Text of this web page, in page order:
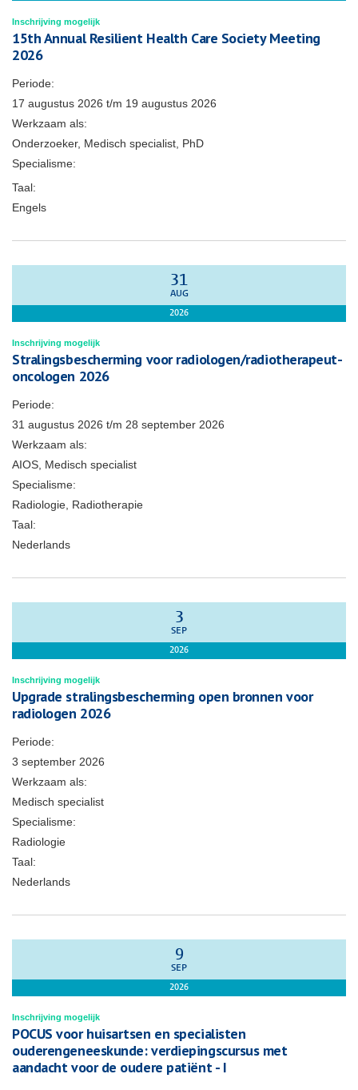
Inschrijving mogelijk
15th Annual Resilient Health Care Society Meeting
2026
Periode:
17 augustus 2026 t/m 19 augustus 2026
Werkzaam als:
Onderzoeker, Medisch specialist, PhD
Specialisme:
Taal:
Engels
31
AUG
2026
Inschrijving mogelijk
Stralingsbescherming voor radiologen/radiotherapeut-
oncologen 2026
Periode:
31 augustus 2026 t/m 28 september 2026
Werkzaam als:
AIOS, Medisch specialist
Specialisme:
Radiologie, Radiotherapie
Taal:
Nederlands
3
SEP
2026
Inschrijving mogelijk
Upgrade stralingsbescherming open bronnen voor
radiologen 2026
Periode:
3 september 2026
Werkzaam als:
Medisch specialist
Specialisme:
Radiologie
Taal:
Nederlands
9
SEP
2026
Inschrijving mogelijk
POCUS voor huisartsen en specialisten
ouderengeneeskunde: verdiepingscursus met
aandacht voor de oudere patiënt - I